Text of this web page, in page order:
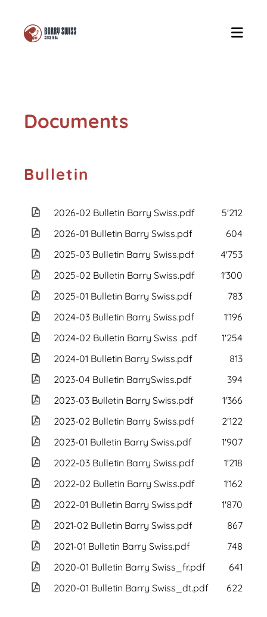
Documents
Bulletin
2026-02 Bulletin Barry Swiss.pdf
5'212 KB
2026-01 Bulletin Barry Swiss.pdf
604 KB
2025-03 Bulletin Barry Swiss.pdf
4'753 KB
2025-02 Bulletin Barry Swiss.pdf
1'300 KB
2025-01 Bulletin Barry Swiss.pdf
783 KB
2024-03 Bulletin Barry Swiss.pdf
1'196 KB
2024-02 Bulletin Barry Swiss .pdf
1'254 KB
2024-01 Bulletin Barry Swiss.pdf
813 KB
2023-04 Bulletin BarrySwiss.pdf
394 KB
2023-03 Bulletin Barry Swiss.pdf
1'366 KB
2023-02 Bulletin Barry Swiss.pdf
2'122 KB
2023-01 Bulletin Barry Swiss.pdf
1'907 KB
2022-03 Bulletin Barry Swiss.pdf
1'218 KB
2022-02 Bulletin Barry Swiss.pdf
1'162 KB
2022-01 Bulletin Barry Swiss.pdf
1'870 KB
2021-02 Bulletin Barry Swiss.pdf
867 KB
2021-01 Bulletin Barry Swiss.pdf
748 KB
2020-01 Bulletin Barry Swiss_fr.pdf
641 KB
2020-01 Bulletin Barry Swiss_dt.pdf
622 KB